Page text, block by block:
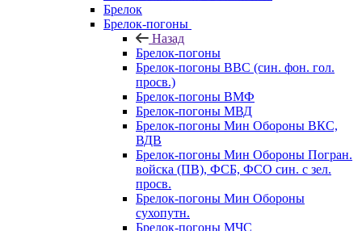
Брелок
Брелок-погоны
Назад
Брелок-погоны
Брелок-погоны ВВС (син. фон. гол.
просв.)
Брелок-погоны ВМФ
Брелок-погоны МВД
Брелок-погоны Мин Обороны ВКС,
ВДВ
Брелок-погоны Мин Обороны Погран.
войска (ПВ), ФСБ, ФСО син. с зел.
просв.
Брелок-погоны Мин Обороны
сухопутн.
Брелок-погоны МЧС